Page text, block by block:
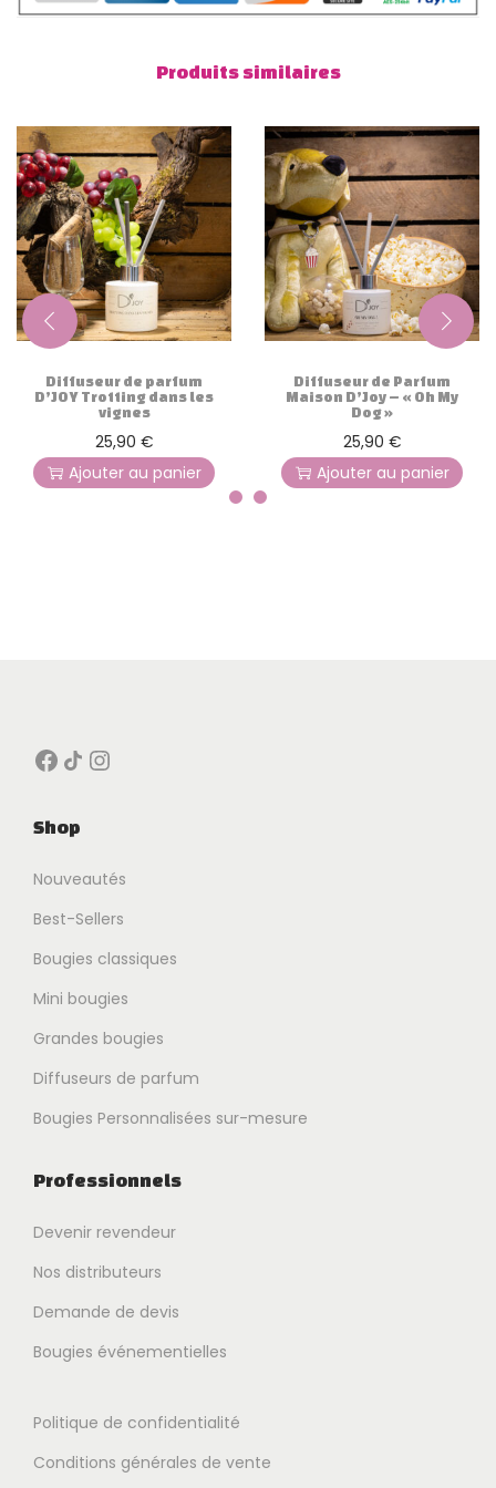
a
c
a
m
a
r
e
Produits similaires
Diffuseur de parfum
D’JOY Trotting dans les
vignes
25,90 €
Ajouter au panier
Diffuseur de Parfum
Maison D’Joy – « Oh My
Dog »
25,90 €
Ajouter au panier
Facebook Icône de partage Instagram
Shop
Nouveautés
Best-Sellers
Bougies classiques
Mini bougies
Grandes bougies
Diffuseurs de parfum
Bougies Personnalisées sur-mesure
Professionnels
Devenir revendeur
Nos distributeurs
Demande de devis
Bougies événementielles
Politique de confidentialité
Conditions générales de vente